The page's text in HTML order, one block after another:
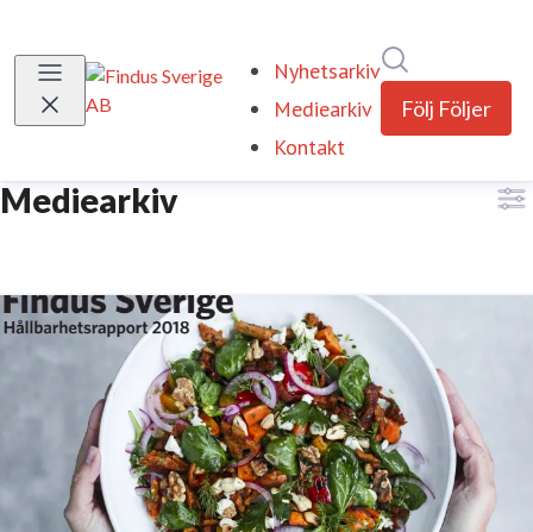
Nyhetsarkiv
Mediearkiv
Kontakt
Följ Följer
Mediearkiv